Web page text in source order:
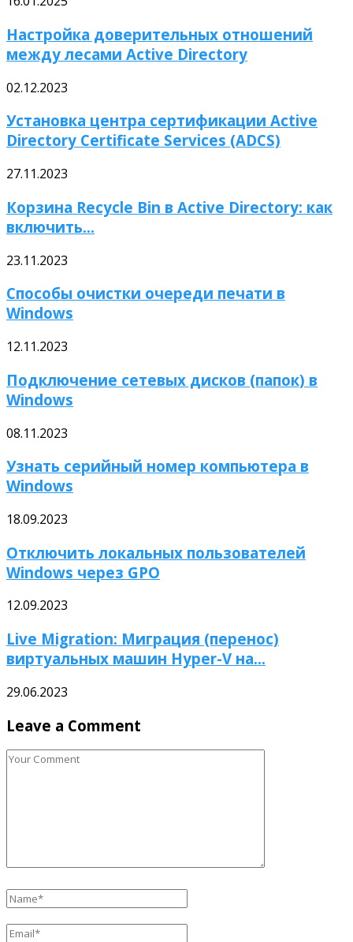
Настройка доверительных отношений
между лесами Active Directory
02.12.2023
Установка центра сертификации Active
Directory Certificate Services (ADCS)
27.11.2023
Корзина Recycle Bin в Active Directory: как
включить...
23.11.2023
Способы очистки очереди печати в
Windows
12.11.2023
Подключение сетевых дисков (папок) в
Windows
08.11.2023
Узнать серийный номер компьютера в
Windows
18.09.2023
Отключить локальных пользователей
Windows через GPO
12.09.2023
Live Migration: Миграция (перенос)
виртуальных машин Hyper-V на...
29.06.2023
Leave a Comment